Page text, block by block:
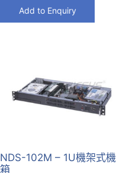
Add to Enquiry
NDS-102M – 1U機架式機
箱